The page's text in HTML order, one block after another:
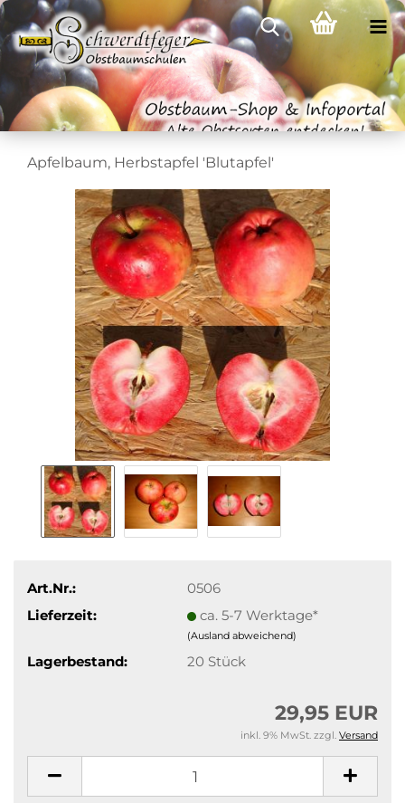
Apfelbaum, Herbstapfel 'Blutapfel'
Art.Nr.:
0506
Lieferzeit:
ca. 5-7 Werktage*
(Ausland abweichend)
Lagerbestand: 20 Stück
29,95 EUR
inkl. 9% MwSt. zzgl. Versand